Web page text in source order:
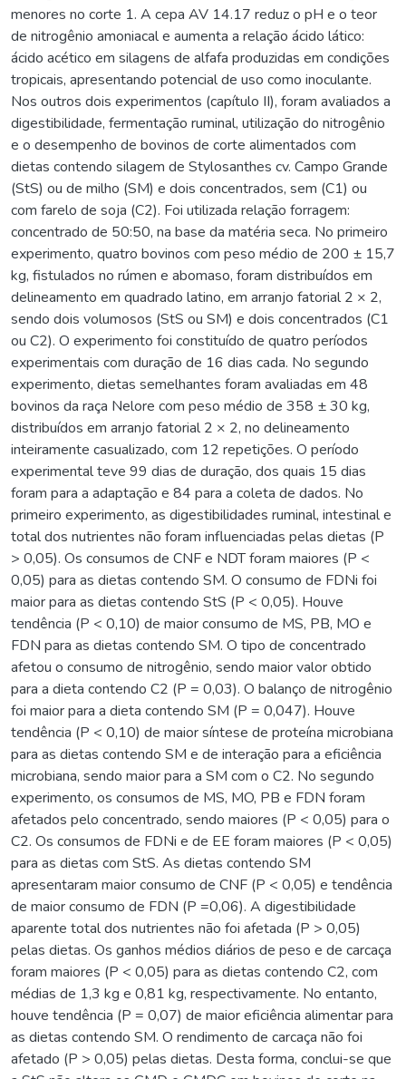
menores no corte 1. A cepa AV 14.17 reduz o pH e o teor
de nitrogênio amoniacal e aumenta a relação ácido lático:
ácido acético em silagens de alfafa produzidas em condições
tropicais, apresentando potencial de uso como inoculante.
Nos outros dois experimentos (capítulo II), foram avaliados a
digestibilidade, fermentação ruminal, utilização do nitrogênio
e o desempenho de bovinos de corte alimentados com
dietas contendo silagem de Stylosanthes cv. Campo Grande
(StS) ou de milho (SM) e dois concentrados, sem (C1) ou
com farelo de soja (C2). Foi utilizada relação forragem:
concentrado de 50:50, na base da matéria seca. No primeiro
experimento, quatro bovinos com peso médio de 200 ± 15,7
kg, fistulados no rúmen e abomaso, foram distribuídos em
delineamento em quadrado latino, em arranjo fatorial 2 × 2,
sendo dois volumosos (StS ou SM) e dois concentrados (C1
ou C2). O experimento foi constituído de quatro períodos
experimentais com duração de 16 dias cada. No segundo
experimento, dietas semelhantes foram avaliadas em 48
bovinos da raça Nelore com peso médio de 358 ± 30 kg,
distribuídos em arranjo fatorial 2 × 2, no delineamento
inteiramente casualizado, com 12 repetições. O período
experimental teve 99 dias de duração, dos quais 15 dias
foram para a adaptação e 84 para a coleta de dados. No
primeiro experimento, as digestibilidades ruminal, intestinal e
total dos nutrientes não foram influenciadas pelas dietas (P
> 0,05). Os consumos de CNF e NDT foram maiores (P <
0,05) para as dietas contendo SM. O consumo de FDNi foi
maior para as dietas contendo StS (P < 0,05). Houve
tendência (P < 0,10) de maior consumo de MS, PB, MO e
FDN para as dietas contendo SM. O tipo de concentrado
afetou o consumo de nitrogênio, sendo maior valor obtido
para a dieta contendo C2 (P = 0,03). O balanço de nitrogênio
foi maior para a dieta contendo SM (P = 0,047). Houve
tendência (P < 0,10) de maior síntese de proteína microbiana
para as dietas contendo SM e de interação para a eficiência
microbiana, sendo maior para a SM com o C2. No segundo
experimento, os consumos de MS, MO, PB e FDN foram
afetados pelo concentrado, sendo maiores (P < 0,05) para o
C2. Os consumos de FDNi e de EE foram maiores (P < 0,05)
para as dietas com StS. As dietas contendo SM
apresentaram maior consumo de CNF (P < 0,05) e tendência
de maior consumo de FDN (P =0,06). A digestibilidade
aparente total dos nutrientes não foi afetada (P > 0,05)
pelas dietas. Os ganhos médios diários de peso e de carcaça
foram maiores (P < 0,05) para as dietas contendo C2, com
médias de 1,3 kg e 0,81 kg, respectivamente. No entanto,
houve tendência (P = 0,07) de maior eficiência alimentar para
as dietas contendo SM. O rendimento de carcaça não foi
afetado (P > 0,05) pelas dietas. Desta forma, conclui-se que